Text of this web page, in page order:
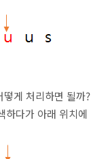
게 처리하면 될까?
다가 아래 위치에